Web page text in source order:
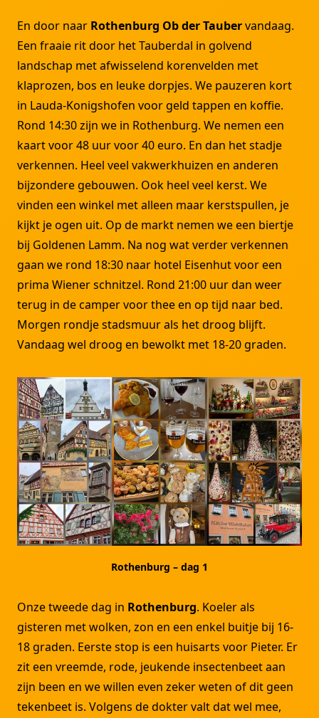
En door naar Rothenburg Ob der Taubervandaag.
Een fraaie rit door het Tauberdal in golvend
landschap met afwisselend korenvelden met
klaprozen, bos en leuke dorpjes. We pauzeren kort
in Lauda-Konigshofen voor geld tappen en koffie.
Rond 14:30 zijn we in Rothenburg. We nemen een
kaart voor 48 uur voor 40 euro. En dan het stadje
verkennen. Heel veel vakwerkhuizen en anderen
bijzondere gebouwen. Ook heel veel kerst. We
vinden een winkel met alleen maar kerstspullen, je
kijkt je ogen uit. Op de markt nemen we een biertje
bij Goldenen Lamm. Na nog wat verder verkennen
gaan we rond 18:30 naar hotel Eisenhut voor een
prima Wiener schnitzel. Rond 21:00 uur dan weer
terug in de camper voor thee en op tijd naar bed.
Morgen rondje stadsmuur als het droog blijft.
Vandaag wel droog en bewolkt met 18-20 graden.
Rothenburg – dag 1
Onze tweede dag in Rothenburg. Koeler als
gisteren met wolken, zon en een enkel buitje bij 16-
18 graden. Eerste stop is een huisarts voor Pieter. Er
zit een vreemde, rode, jeukende insectenbeet aan
zijn been en we willen even zeker weten of dit geen
tekenbeet is. Volgens de dokter valt dat wel mee,